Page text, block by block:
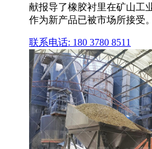
献报导了橡胶衬里在矿山工
作为新产品已被市场所接受。
联系电话: 180 3780 8511